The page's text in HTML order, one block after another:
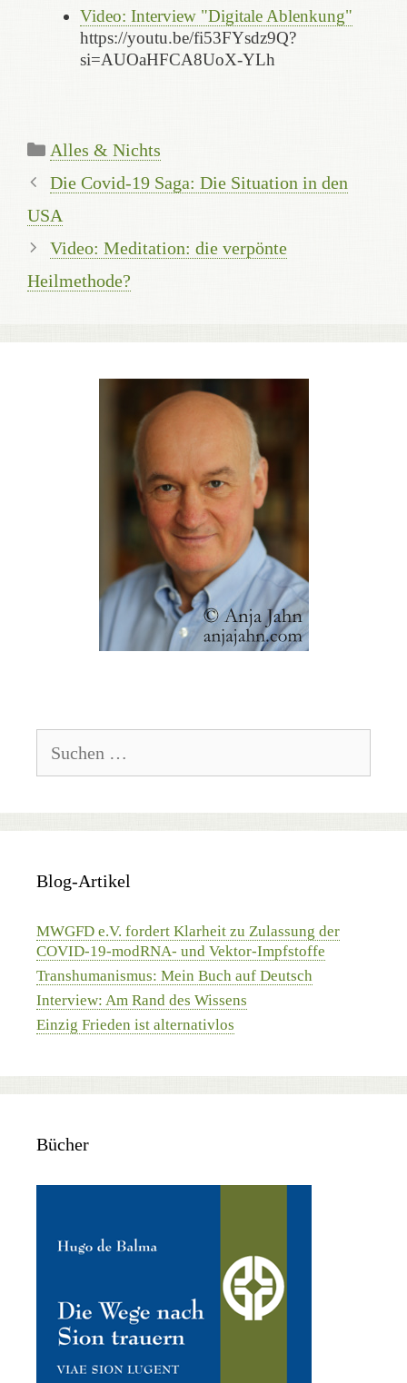
Video: Interview "Digitale Ablenkung"
https://youtu.be/fi53FYsdz9Q?
si=AUOaHFCA8UoX-YLh
Kategorien
Alles & Nichts
Die Covid-19 Saga: Die Situation in den
USA
Video: Meditation: die verpönte
Heilmethode?
nach:
Blog-Artikel
MWGFD e.V. fordert Klarheit zu Zulassung der
COVID-19-modRNA- und Vektor-Impfstoffe
Transhumanismus: Mein Buch auf Deutsch
Interview: Am Rand des Wissens
Einzig Frieden ist alternativlos
Bücher